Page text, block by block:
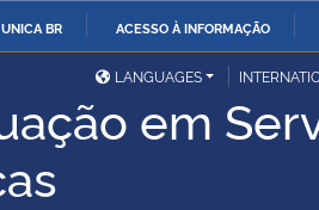
PARA
O
CONTEÚDO
BR ACESSO À INFORMAÇÃO
Ministério das Relações
Exteriores
Ministério da Saúde
LANGUAGES
em